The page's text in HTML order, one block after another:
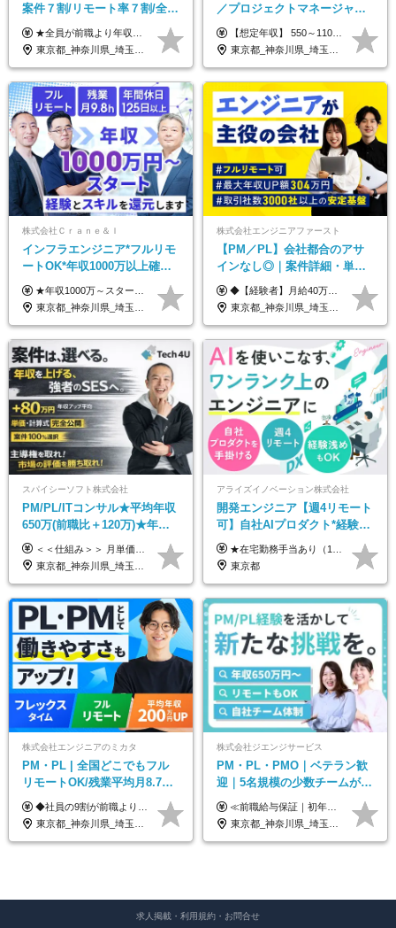
案件７割/リモート率７割/全員
前職より年収UP/有給取得率
100%
★全員が前職より年収UPを実現！ ★前職給与より120％アップ実績あり ★前職給与を最大限に考慮 ★入社4年目で年収800万円の社員も在籍！ 年俸420万円～960万円（1/12を毎月支給）＋インセンティブ＋各種手当 ※経験・スキルを考慮の上、決定します ※試用期間6ヶ月あり（期間中の給与、待遇に差異はありません） ※上記金額には固定残業代(月20時間／月5.6万円)を含みます ※超過分は別途全額支給します
東京都_神奈川県_埼玉県_千葉県
／プロジェクトマネージャー
／ITアーキテクト）
【想定年収】 550～1100万 【想定役職】 課長代理 主任 一般 ※これまでの経験・年齢などを考慮し、当社給与規則に基づき決定します。 ※残業手当 一般社員（定型勤務・フレックスタイム制）の場合：時間外労働連動支給 一般社員（専門業務型裁量労働制）・管理職の場合：なし 裁量労働の場合について裁量労働手当がございますが、超過分の時間外手当の支給はありません。 （固定残業手当ではないため） ※裁量労働手当 一般社員（専門業務型裁量労働制）の場合：別途、裁量労働手当の支給がございます。
東京都_神奈川県_埼玉県_千葉県_大阪府_愛知県_北海道_青森県_岩手県_宮城県_秋田県_山形県_福島県_茨城県_栃木県_群馬県_新潟県_山梨県_長野県_富山県_石川県_福井県_静岡県_岐阜県_三重県_兵庫県_京都府_滋賀県_奈良県_和歌山県_広島県_岡山県_鳥取県_島根県_山口県_徳島県_香川県_愛媛県_高知県_福岡県_熊本県_佐賀県_長崎県_大分県_宮崎県_鹿児島県_沖縄県
株式会社Ｃｒａｎｅ＆Ｉ
インフラエンジニア*フルリモ
ートOK*年収1000万以上確約*
前職給与保障*残業月9.8h*40
代50代活躍
★年収1000万～スタート！ 年俸1,000万円～1,162万8,000円（12分割） ※経験・スキルを考慮の上決定します ※上記金額には固定残業代（月30h分・158,400円～184,000円）を含みます ※超過分は別途全額支給します ※試用期間2ヶ月間あり（その他待遇に差異はありません）
東京都_神奈川県_埼玉県_千葉県_大阪府_愛知県_北海道_青森県_岩手県_宮城県_秋田県_山形県_福島県_茨城県_栃木県_群馬県_新潟県_山梨県_長野県_富山県_石川県_福井県_静岡県_岐阜県_三重県_兵庫県_京都府_滋賀県_奈良県_和歌山県_広島県_岡山県_鳥取県_島根県_山口県_徳島県_香川県_愛媛県_高知県_福岡県_熊本県_佐賀県_長崎県_大分県_宮崎県_鹿児島県_沖縄県
株式会社エンジニアファースト
【PM／PL】会社都合のアサ
インなし◎｜案件詳細・単
価・給与テーブル全公開！働
き方も年収も自分で選べる！
◆【経験者】月給40万円～120万円(固定残業代含む)+各種手当 ※月30時間（76,000円～）の固定残業代を含みます。 ※上記を超える時間外労働分は追加で支給。 ※6ヶ月の試用期間あり（条件に変動なし） ・年収平均176万円アップ ・前職給与を保証 ◆単価連動性×還元率84％～100％で収入の大幅UPが可能 ・案件単価が月50万円の場合：年収417万円 ・案件単価が月70万円の場合：年収584万円 ・案件単価が月100万円の場合：年収834万円
東京都_神奈川県_埼玉県_千葉県_大阪府_愛知県_北海道_青森県_岩手県_宮城県_秋田県_山形県_福島県_茨城県_栃木県_群馬県_新潟県_山梨県_長野県_富山県_石川県_福井県_静岡県_岐阜県_三重県_兵庫県_京都府_滋賀県_奈良県_和歌山県_広島県_岡山県_鳥取県_島根県_山口県_徳島県_香川県_愛媛県_高知県_福岡県_熊本県_佐賀県_長崎県_大分県_宮崎県_鹿児島県_沖縄県
スパイシーソフト株式会社
PM/PL/ITコンサル★平均年収
650万(前職比＋120万)★年間
休日132日★残業月平均7.4h★
リモあり
＜＜仕組み＞＞ 月単価に応じて会社HPで公開しているテーブルにもとづき毎月決定されます！ https://www.tech4u.dev/payroll ＜＜実績＞＞ PM/PL・ITコンサル職の平均年収実績：650万円 前職比平均：＋120万円 ＜＜PM/PL・ITコンサル案件＞＞ ・PMO／進捗・課題管理：600〜800万円 ・要件定義／業務改善支援：650〜850万円 ・開発PM／PL：750〜1000万円 ・インフラPM／PL：750〜1000万円 ・ITコンサル／導入支援：800〜1000万円 ＜＜リーダークラス＞＞ 還元率：85〜90％ ・月単価100万円 → 年収約960万円 ・月単価120万円 → 年収約1150万円 ・月単価140万円 → 年収約1300万円 ※単価・還元率はすべて公開 ※待機時も給与保証 ※還元率は他社にあわせ社保の会社負担分も含めています 月給25万円～67万円＋賞与年2回 ※上記には、30時間分（4万5千円～12万1千円）の固定残業代が含まれています。超過分は別途支給します。 ※試用期間中も給与、福利厚生に差異なし 【固定残業代について】 固定残業30時間分（45,000円～121,000円）を含む ※超過分は別途全額支給
東京都_神奈川県_埼玉県_千葉県_大阪府_愛知県_兵庫県_京都府_福岡県
アライズイノベーション株式会社
開発エンジニア【週4リモート
可】自社AIプロダクト*経験浅
めOK*実働7.15h*業界シェア
TOPクラス
★在宅勤務手当あり（1日あたり500円） ★交通費は一律で支給します 年俸制：360万円〜800万円（12分割し、月々30万円～66.6万円を支給） ※経験・スキルを考慮して決定いたします。 ※上記金額には固定残業代（40時間分/7.5万円～16.6万円）を含みます。超過分は全額支給します。
東京都
株式会社エンジニアのミカタ
PM・PL | 全国どこでもフル
リモートOK/残業平均月8.7h/9
割が前職より給与アップ/フレ
ックスタイム制
◆社員の9割が前職より給与アップ！ 月給450,000円～531,500円+賞与＋インセンティブ ※経験・スキルを考慮の上、優遇いたします ※残業代につきましては、面接時にご説明させていただきます ※試用期間6ヶ月（給与・待遇に差異はございません）
東京都_神奈川県_埼玉県_千葉県_大阪府_愛知県_北海道_青森県_岩手県_宮城県_秋田県_山形県_福島県_茨城県_栃木県_群馬県_新潟県_山梨県_長野県_富山県_石川県_福井県_静岡県_岐阜県_三重県_兵庫県_京都府_滋賀県_奈良県_和歌山県_広島県_岡山県_鳥取県_島根県_山口県_徳島県_香川県_愛媛県_高知県_福岡県_熊本県_佐賀県_長崎県_大分県_宮崎県_鹿児島県_沖縄県
株式会社ジエンジサービス
PM・PL・PMO｜ベテラン歓
迎｜5名規模の少数チームが中
心｜フルリモートOK｜直請け
7割｜年収600万円〜
≪前職給与保証｜初年度想定年収600万円～≫ 月給45万円以上＋決算賞与＋交通費 ※スキル・経験を考慮の上、優遇します ※上記月給には固定残業代月20時間分(5万1000円以上)を含みます。超過した場合は、その分追加支給します ※試用期間3～6ヵ月は固定残業代なし(雇用形態やその他待遇・福利厚生は同じです) =========== ▼実力と成長にこだわった評価制度▼ 年2回の評価で昇給・昇格が決まります。 評価は、就業先のお客様からの評価をベースに、目標達成状況やプロジェクトでの役割・貢献度などを総合的に判断して決定します。 日々の働きぶりを実際に見ているお客様の声を反映することで、より公平で納得感のある評価を実現しています。 また、評価後は面談を通じてフィードバックを行い、今後の成長やキャリアについて一緒に考えていきます。 ▼成長につながる目標設定▼ 半期ごとに、具体的な行動ベースの目標を設定し、その達成度や取り組みのプロセスを評価に反映します。 目標は、お客様からのフィードバックや現場での課題をもとに設定するため、「今何を伸ばすべきか」が明確になります。 また、上司との面談を通じて振り返りと次の目標設定を行い、継続的なスキルアップと市場価値の向上を支援しています。
東京都_神奈川県_埼玉県_千葉県_大阪府_愛知県_北海道_青森県_岩手県_宮城県_秋田県_山形県_福島県_茨城県_栃木県_群馬県_新潟県_山梨県_長野県_富山県_石川県_福井県_静岡県_岐阜県_三重県_兵庫県_京都府_滋賀県_奈良県_和歌山県_広島県_岡山県_鳥取県_島根県_山口県_徳島県_香川県_愛媛県_高知県_福岡県_熊本県_佐賀県_長崎県_大分県_宮崎県_鹿児島県_沖縄県
求人掲載・利用規約・お問合せ